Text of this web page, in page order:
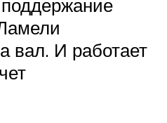
вал. И работает